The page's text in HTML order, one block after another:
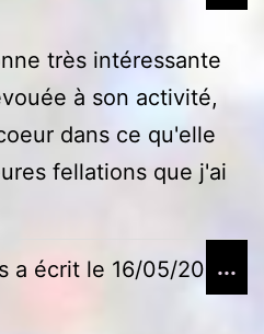
très intéressante
à son activité,
dans ce qu'elle
fellations que j'ai
a écrit le 16/05/2024
...